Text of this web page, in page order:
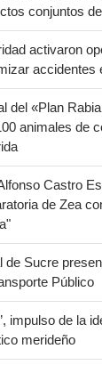
conjuntos
activaron
accidentes
del «Plan
animales de
Castro
de Zea
de Sucre
Público
impulso de la
merideño